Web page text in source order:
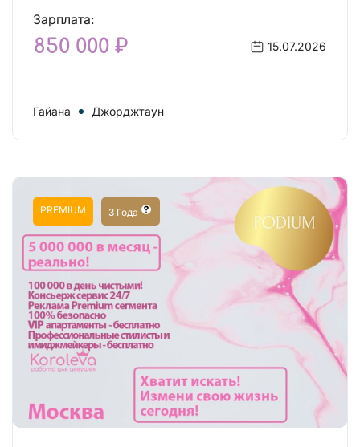
Зарплата:
850 000 ₽ 15.07.2026
Гайана Джорджтаун
PREMIUM 3 Года